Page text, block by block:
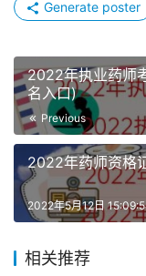
考取终身有效，并
碳排放管理师是
考试是采取线上考试
碳排放管理师专业
排放管理师考试内
择题、判断题和简
Generate poster
2022年执业药师
名入口)
Previous
2022年药师资格
2022年5月12日
相关推荐